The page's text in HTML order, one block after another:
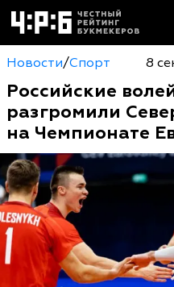
Новости/Спорт 8
Российские
разгромили
на Чемпионате